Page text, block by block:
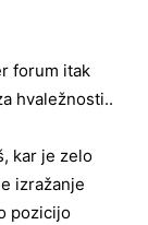
forum itak
hvaležnosti..
kar je zelo
izražanje
pozicijo